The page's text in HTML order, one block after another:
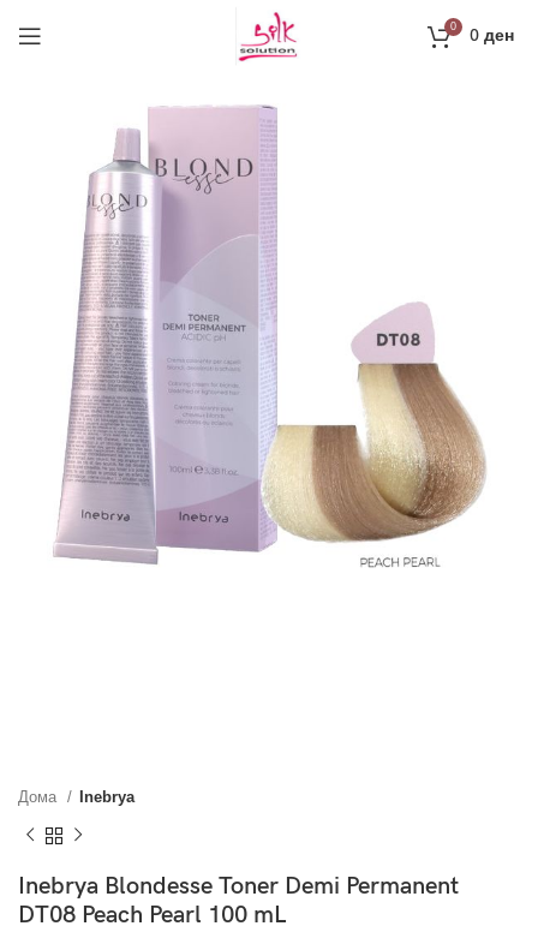
0 0ден
Дома Inebrya
Inebrya Blondesse Toner Demi Permanent
DT08 Peach Pearl 100 mL